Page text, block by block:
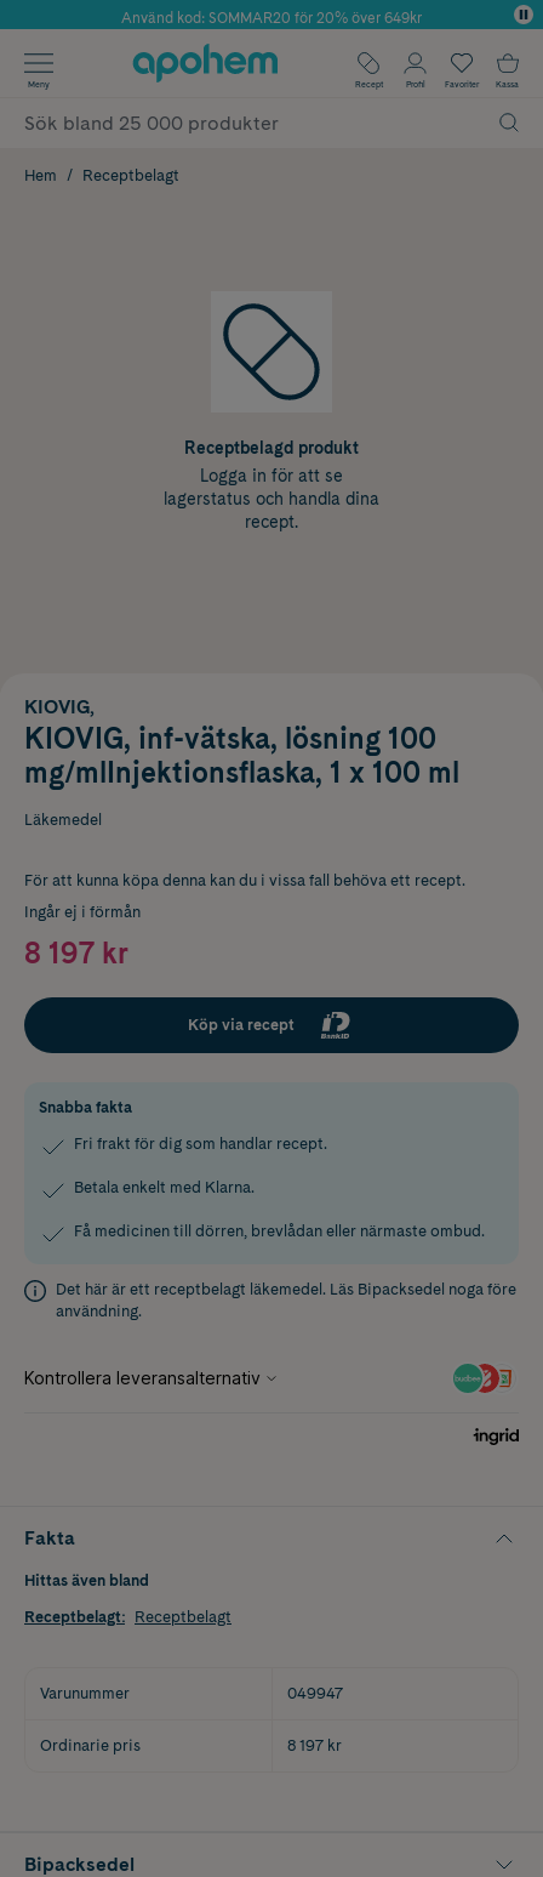
Årets Butik 2025 inom Skönhet
Använd kod: SOMMAR20 för 20% över 649kr
✓ Fri frakt
✓ Poäng på alla köp*
Meny Recept Profil Favoriter Kassa
Hem Receptbelagt
Receptbelagd produkt
Logga in för att se
lagerstatus och handla dina
recept.
KIOVIG,
KIOVIG, inf-vätska, lösning 100
mg/mlInjektionsflaska, 1 x 100 ml
Läkemedel
För att kunna köpa denna kan du i vissa fall behöva ett recept.
Ingår ej i förmån
8 197 kr
Köp via recept
Snabba fakta
Fri frakt för dig som handlar recept.
Betala enkelt med Klarna.
Få medicinen till dörren, brevlådan eller närmaste ombud.
Det här är ett receptbelagt läkemedel. Läs Bipacksedel noga före
användning.
Fakta
Hittas även bland
Receptbelagt: Receptbelagt
Varunummer 049947
Ordinarie pris 8 197 kr
Bipacksedel